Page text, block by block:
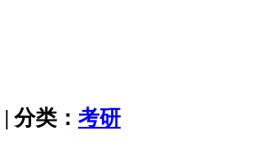
| 分类： 考研